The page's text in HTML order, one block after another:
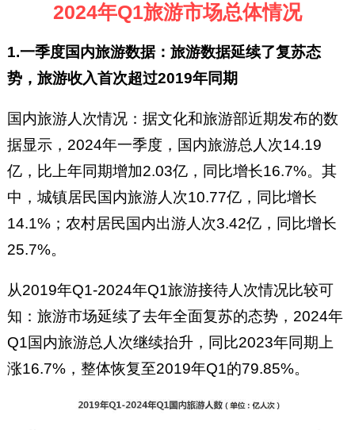
2024年Q1旅游市场总体情况
1.一季度国内旅游数据：旅游数据延续了复苏态
势，旅游收入首次超过2019年同期
国内旅游人次情况：据文化和旅游部近期发布的数
据显示，2024年一季度，国内旅游总人次14.19
亿，比上年同期增加2.03亿，同比增长16.7%。其
中，城镇居民国内旅游人次10.77亿，同比增长
14.1%；农村居民国内出游人次3.42亿，同比增长
25.7%。
从2019年Q1-2024年Q1旅游接待人次情况比较可
知：旅游市场延续了去年全面复苏的态势，2024年
Q1国内旅游总人次继续抬升，同比2023年同期上
涨16.7%，整体恢复至2019年Q1的79.85%。